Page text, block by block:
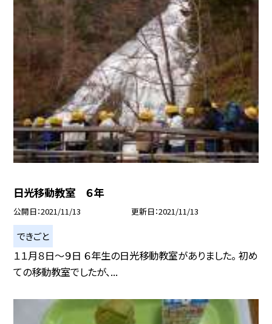
日光移動教室 ６年
公開日 2021/11/13 更新日 2021/11/13
できごと
１１月８日〜９日 ６年生の日光移動教室がありました。 初め
ての移動教室でしたが、...